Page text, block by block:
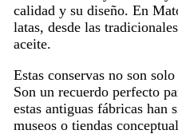
calidad y su diseño. En
latas, desde las
aceite.
Estas conservas no son
Son un recuerdo perfecto
estas antiguas fábricas han
museos o tiendas